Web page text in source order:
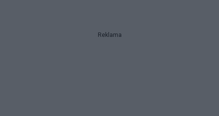
Reklama